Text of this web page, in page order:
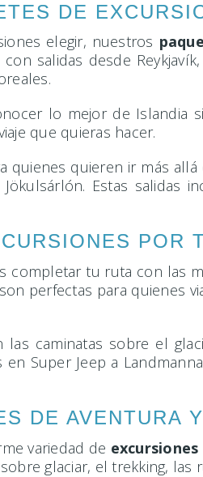
DE
elegir, nuestros
salidas desde
lo mejor de
que quieras hacer.
quieren ir más
Estas
POR
completar tu ruta con las
perfectas para quienes
caminatas sobre el
Super Jeep a
DE AVENTURA
variedad de
glaciar, el trekking,